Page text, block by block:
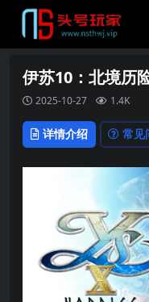
伊苏10：北境历
2025-10-27 1.4K
详情介绍 常见